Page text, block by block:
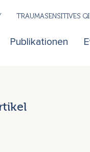
Publikationen
TRAUMASENSITIVES